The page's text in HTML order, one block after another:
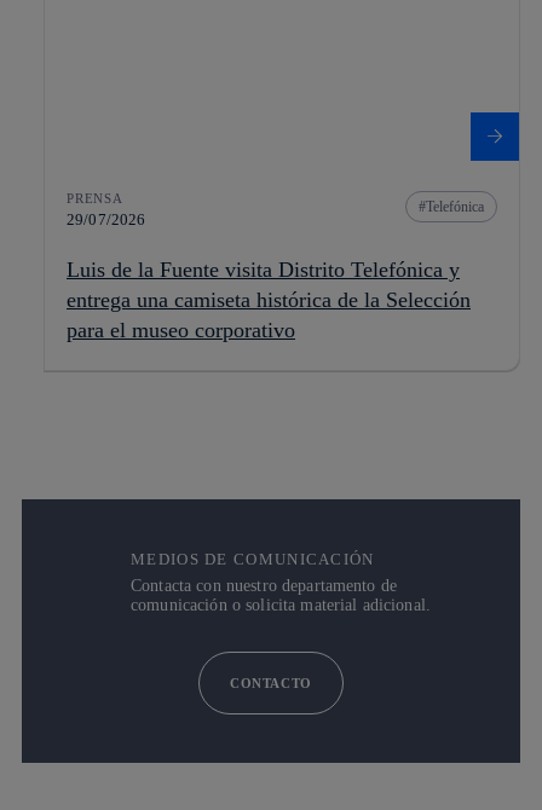
PRENSA
29/07/2026
Telefónica
Luis de la Fuente visita Distrito Telefónica y
entrega una camiseta histórica de la Selección
para el museo corporativo
MEDIOS DE COMUNICACIÓN
Contacta con nuestro departamento de
comunicación o solicita material adicional.
CONTACTO